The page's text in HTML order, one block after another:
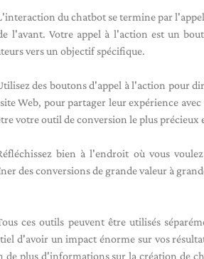
du chatbot se termine par
l'avant. Votre appel à l'action est un
vers un objectif spécifique.
des boutons d'appel à l'action pour
Web, pour partager leur expérience
votre outil de conversion le plus
bien à l'endroit où vous
des conversions de grande valeur à
ces outils peuvent être utilisés
d'avoir un impact énorme sur vos
de plus d'informations sur la création de